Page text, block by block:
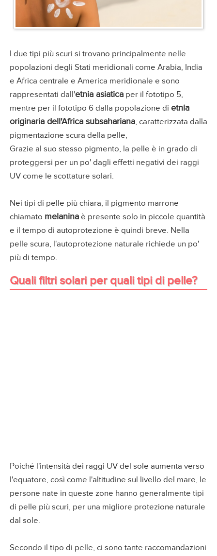
I due tipi più scuri si trovano principalmente nelle
popolazioni degli Stati meridionali come Arabia, India
e Africa centrale e America meridionale e sono
rappresentati dall'etnia asiatica per il fototipo 5,
mentre per il fototipo 6 dalla popolazione di etnia
originaria dell'Africa subsahariana, caratterizzata dalla
pigmentazione scura della pelle,
Grazie al suo stesso pigmento, la pelle è in grado di
proteggersi per un po' dagli effetti negativi dei raggi
UV come le scottature solari.
Nei tipi di pelle più chiara, il pigmento marrone
chiamato melanina è presente solo in piccole quantità
e il tempo di autoprotezione è quindi breve. Nella
pelle scura, l'autoprotezione naturale richiede un po'
più di tempo.
Quali filtri solari per quali tipi di pelle?
Poiché l'intensità dei raggi UV del sole aumenta verso
l'equatore, così come l'altitudine sul livello del mare, le
persone nate in queste zone hanno generalmente tipi
di pelle più scuri, per una migliore protezione naturale
dal sole.
Secondo il tipo di pelle, ci sono tante raccomandazioni